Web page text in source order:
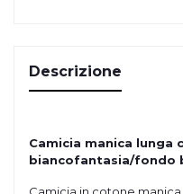
Descrizione
Camicia manica lunga
biancofantasia/fondo